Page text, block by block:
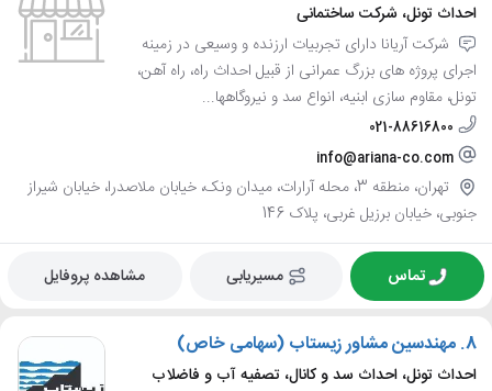
احداث تونل، شرکت ساختمانی
شرکت آریانا دارای تجربیات ارزنده و وسیعی در زمینه
اجرای پروژه های بزرگ عمرانی از قبیل احداث راه، راه آهن،
تونل، مقاوم سازی ابنیه، انواع سد و نیروگاهها...
021-88616800
info@ariana-co.com
تهران، منطقه 3، محله آرارات، میدان ونک، خیابان ملاصدرا، خیابان شیراز
جنوبی، خیابان برزیل غربی، پلاک 146
تماس مسیریابی مشاهده پروفایل
8. مهندسین مشاور زیستاب (سهامی خاص)
احداث تونل، احداث سد و کانال، تصفیه آب و فاضلاب